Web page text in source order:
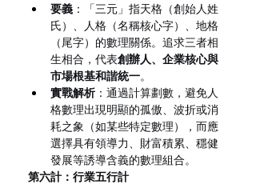
要義 ：「三元」指天格（創始人姓
氏）、人格（名稱核心字）、地格
（尾字）的數理關係。追求三者相
生相合，代表創辦人、企業核心與
市場根基和諧統一。
實戰解析 ：通過計算劃數，避免人
格數理出現明顯的孤傲、波折或消
耗之象（如某些特定數理），而應
選擇具有領導力、財富積累、穩健
發展等誘導含義的數理組合。
第六計：行業五行計